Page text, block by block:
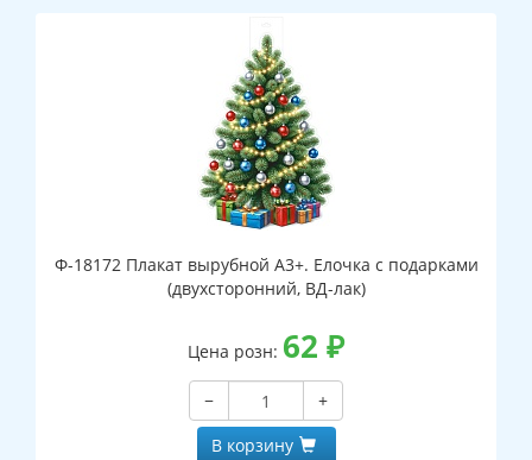
Ф-18172 Плакат вырубной А3+. Елочка с подарками
(двухсторонний, ВД-лак)
Цена розн: 62 ₽
−
+
В корзину